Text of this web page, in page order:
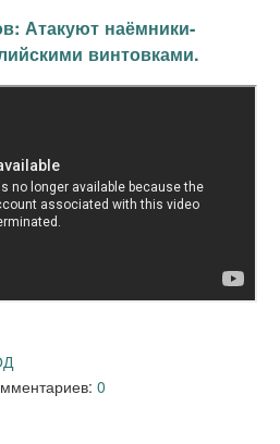
Атакуют наёмники-
винтовками.
0